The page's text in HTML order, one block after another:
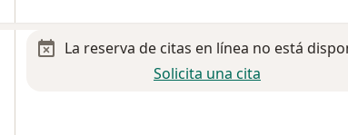
La reserva de citas en línea no está
Solicita una cita